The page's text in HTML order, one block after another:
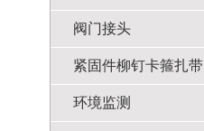
阀门接头
紧固件柳钉卡箍扎带
环境监测